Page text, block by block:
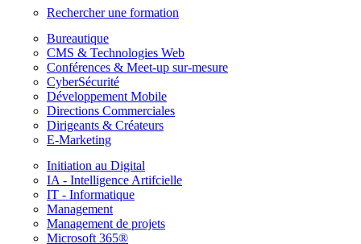
Rechercher une formation
Bureautique
CMS & Technologies Web
Conférences & Meet-up sur-mesure
CyberSécurité
Développement Mobile
Directions Commerciales
Dirigeants & Créateurs
E-Marketing
Initiation au Digital
IA - Intelligence Artifcielle
IT - Informatique
Management
Management de projets
Microsoft 365®